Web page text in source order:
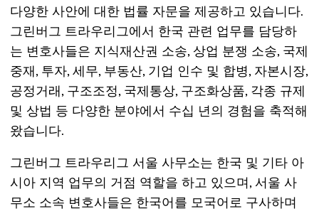
다양한 사안에 대한 법률 자문을 제공하고 있습니다.
그린버그 트라우리그에서 한국 관련 업무를 담당하
는 변호사들은 지식재산권 소송, 상업 분쟁 소송, 국제
중재, 투자, 세무, 부동산, 기업 인수 및 합병, 자본시장,
공정거래, 구조조정, 국제통상, 구조화상품, 각종 규제
및 상법 등 다양한 분야에서 수십 년의 경험을 축적해
왔습니다.
그린버그 트라우리그 서울 사무소는 한국 및 기타 아
시아 지역 업무의 거점 역할을 하고 있으며, 서울 사
무소 소속 변호사들은 한국어를 모국어로 구사하며